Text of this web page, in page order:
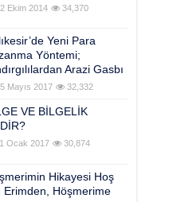
Ekim 2014 34,370
Yeni Para
Yöntemi;
Arazi Gasbı
Mayıs 2017 32,332
VE BİLGELİK
Ocak 2017 30,874
Hikayesi Hoş
Erimden, Höşmerime